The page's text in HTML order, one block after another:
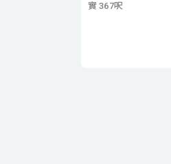
實 367呎